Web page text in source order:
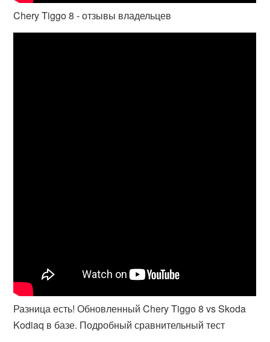
Chery Tiggo 8 - отзывы владельцев
Разница есть! Обновленный Chery Tiggo 8 vs Skoda
Kodiaq в базе. Подробный сравнительный тест